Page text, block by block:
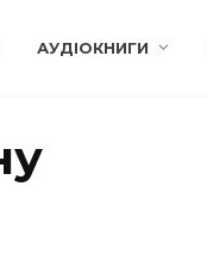
АУДІОКНИГИ